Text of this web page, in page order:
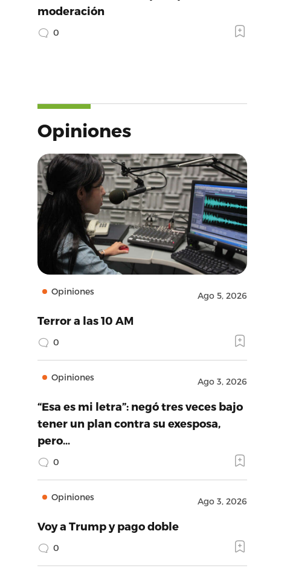
moderación
0
Opiniones
Opiniones Ago 5, 2026
Terror a las 10 AM
0
Opiniones Ago 3, 2026
“Esa es mi letra”: negó tres veces bajo
tener un plan contra su exesposa,
pero…
0
Opiniones Ago 3, 2026
Voy a Trump y pago doble
0